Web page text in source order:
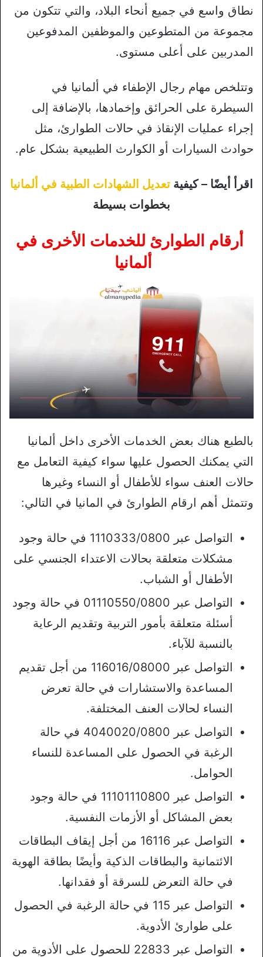
نطاق واسع في جميع أنحاء البلاد، والتي تتكون من
مجموعة من المتطوعين والموظفين المدفوعين
المدربين على أعلى مستوى.
وتتلخص مهام رجال الإطفاء في ألمانيا في
السيطرة على الحرائق وإخمادها، بالإضافة إلى
إجراء عمليات الإنقاذ في حالات الطوارئ، مثل
حوادث السيارات أو الكوارث الطبيعية بشكل عام.
اقرأ أيضًا – كيفية تعديل الشهادات الطبية في ألمانيا
بخطوات بسيطة
أرقام الطوارئ للخدمات الأخرى في
ألمانيا
بالطبع هناك بعض الخدمات الأخرى داخل ألمانيا
التي يمكنك الحصول عليها سواء كيفية التعامل مع
حالات العنف سواء للأطفال أو النساء وغيرها
وتتمثل أهم ارقام الطوارئ في المانيا في التالي:
التواصل عبر 1110333/0800 في حالة وجود
مشكلات متعلقة بحالات الاعتداء الجنسي على
الأطفال أو الشباب.
التواصل عبر 01110550/0800 في حالة وجود
أسئلة متعلقة بأمور التربية وتقديم الرعاية
بالنسبة للآباء.
التواصل عبر 116016/08000 من أجل تقديم
المساعدة والاستشارات في حالة تعرض
النساء لحالات العنف المختلفة.
التواصل عبر 4040020/0800 في حالة
الرغبة في الحصول على المساعدة للنساء
الحوامل.
التواصل عبر 11101110800 في حالة وجود
بعض المشاكل أو الأزمات النفسية.
التواصل عبر 16116 من أجل إيقاف البطاقات
الائتمانية والبطاقات الذكية وأيضًا بطاقة الهوية
في حالة التعرض للسرقة أو فقدانها.
التواصل عبر 115 في حالة الرغبة في الحصول
على طوارئ الأدوية.
التواصل عبر 22833 للحصول على الأدوية من